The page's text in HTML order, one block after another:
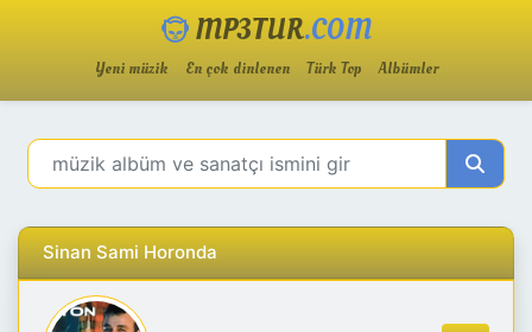
MP3TUR.COM
Yeni müzik En çok dinlenen Türk Top Albümler
Sinan Sami Horonda